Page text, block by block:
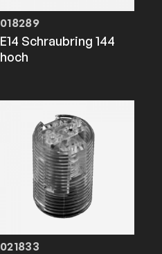
018289
E14 Schraubring 144
hoch
021833